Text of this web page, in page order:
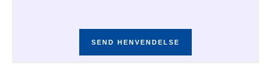
SEND HENVENDELSE